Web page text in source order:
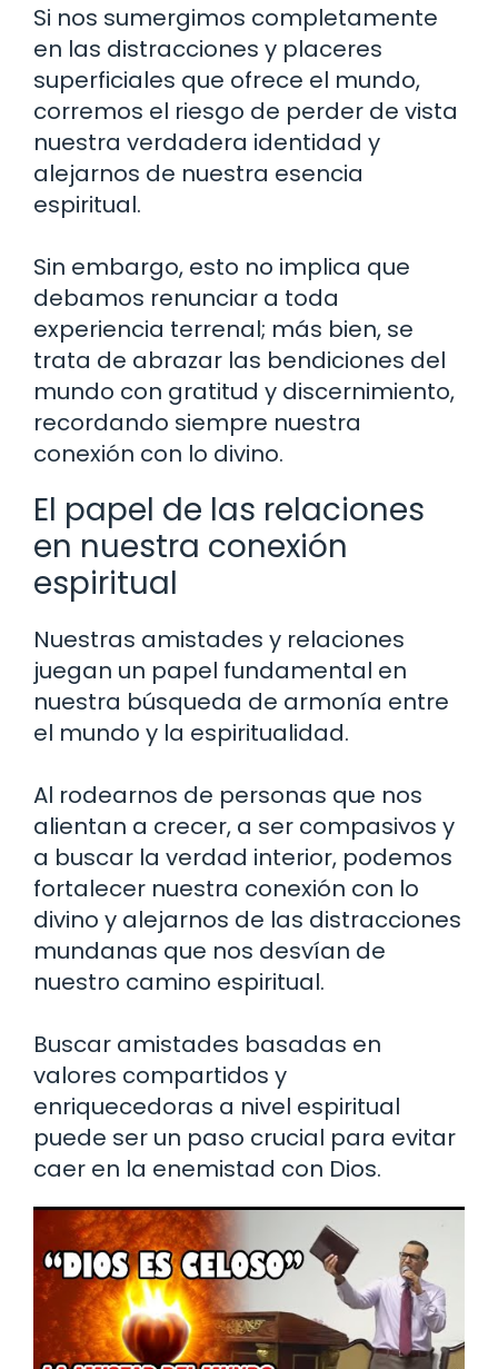
Si nos sumergimos completamente
en las distracciones y placeres
superficiales que ofrece el mundo,
corremos el riesgo de perder de vista
nuestra verdadera identidad y
alejarnos de nuestra esencia
espiritual.
Sin embargo, esto no implica que
debamos renunciar a toda
experiencia terrenal; más bien, se
trata de abrazar las bendiciones del
mundo con gratitud y discernimiento,
recordando siempre nuestra
conexión con lo divino.
El papel de las relaciones
en nuestra conexión
espiritual
Nuestras amistades y relaciones
juegan un papel fundamental en
nuestra búsqueda de armonía entre
el mundo y la espiritualidad.
Al rodearnos de personas que nos
alientan a crecer, a ser compasivos y
a buscar la verdad interior, podemos
fortalecer nuestra conexión con lo
divino y alejarnos de las distracciones
mundanas que nos desvían de
nuestro camino espiritual.
Buscar amistades basadas en
valores compartidos y
enriquecedoras a nivel espiritual
puede ser un paso crucial para evitar
caer en la enemistad con Dios.